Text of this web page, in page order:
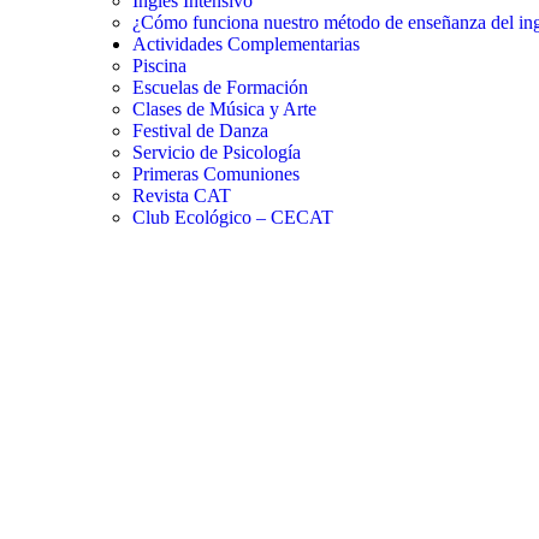
¿Cómo funciona nuestro método de enseñanza del
Actividades Complementarias
Piscina
Escuelas de Formación
Clases de Música y Arte
Festival de Danza
Servicio de Psicología
Primeras Comuniones
Revista CAT
Club Ecológico – CECAT